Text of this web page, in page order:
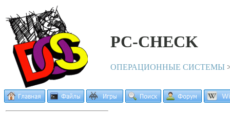
PC-CHECK
ОПЕРАЦИОННЫЕ СИСТЕМЫ